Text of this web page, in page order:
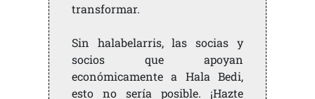
transformar.
Sin halabelarris, las socias y
socios que apoyan
económicamente a Hala Bedi,
esto no sería posible. ¡Hazte